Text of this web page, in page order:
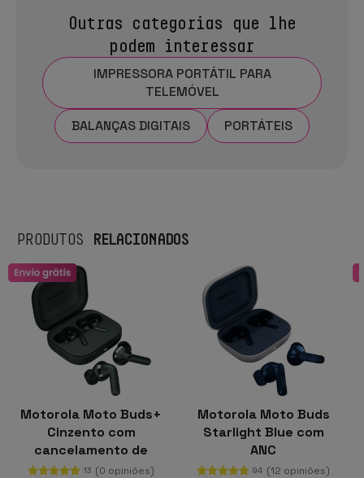
Outras categorias que lhe
podem interessar
IMPRESSORA PORTÁTIL PARA
TELEMÓVEL
BALANÇAS DIGITAIS
PORTÁTEIS
PRODUTOS RELACIONADOS
Motorola Moto Buds+
Cinzento com
cancelamento de
ruído (ANC)
13 (0 opiniões)
Motorola Moto Buds
Starlight Blue com
ANC
94 (12 opiniões)